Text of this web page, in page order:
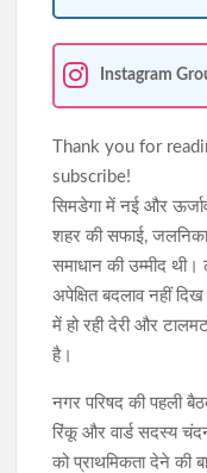
Instagram
Thank you for
subscribe!
सिमडेगा में नई और
शहर की सफाई,
समाधान की उम्मीद
अपेक्षित बदलाव नहीं
में हो रही देरी और
है।
नगर परिषद की पहली
रिंकू और वार्ड सदस्य
को प्राथमिकता देने की